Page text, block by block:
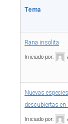
Tema
Rana insolita
Iniciado por:
Nuevas
descubiertas en
Iniciado por: